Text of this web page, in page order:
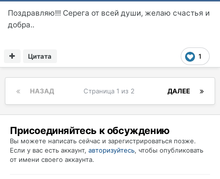
Поздравляю!!! Серега от всей души, желаю счастья и
добра..
1
Цитата
НАЗАД ДАЛЕЕ
Страница 1 из 2
Присоединяйтесь к обсуждению
Вы можете написать сейчас и зарегистрироваться позже.
Если у вас есть аккаунт, авторизуйтесь, чтобы опубликовать
от имени своего аккаунта.